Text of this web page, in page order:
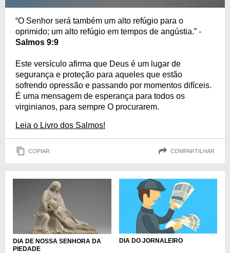
“O Senhor será também um alto refúgio para o
oprimido; um alto refúgio em tempos de angústia.” -
Salmos 9:9
Este versículo afirma que Deus é um lugar de
segurança e proteção para aqueles que estão
sofrendo opressão e passando por momentos difíceis.
É uma mensagem de esperança para todos os
virginianos, para sempre O procurarem.
Leia o Livro dos Salmos!
COPIAR COMPARTILHAR
DIA DE NOSSA SENHORA DA
PIEDADE
DIA DO JORNALEIRO